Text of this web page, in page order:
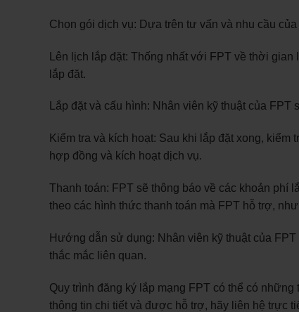
Chọn gói dịch vụ: Dựa trên tư vấn và nhu cầu
Lên lịch lắp đặt: Thống nhất với FPT về thời
lắp đặt.
Lắp đặt và cấu hình: Nhân viên kỹ thuật của
Kiểm tra và kích hoạt: Sau khi lắp đặt xong,
hợp đồng và kích hoạt dịch vụ.
Thanh toán: FPT sẽ thông báo về các khoản phí
theo các hình thức thanh toán mà FPT hỗ trợ,
Hướng dẫn sử dụng: Nhân viên kỹ thuật của
thắc mắc liên quan.
Quy trình đăng ký lắp mạng FPT có thể có
thông tin chi tiết và được hỗ trợ, hãy liên hệ trực